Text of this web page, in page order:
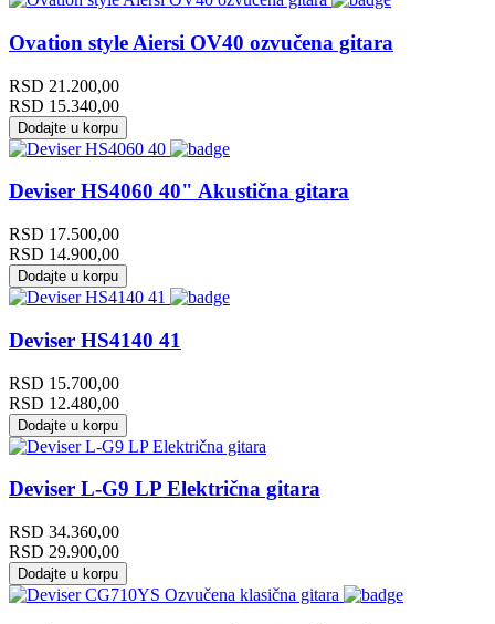
Ovation style Aiersi OV40 ozvučena gitara
RSD 21.200,00
RSD 15.340,00
Dodajte u korpu
Deviser HS4060 40" Akustična gitara
RSD 17.500,00
RSD 14.900,00
Dodajte u korpu
Deviser HS4140 41
RSD 15.700,00
RSD 12.480,00
Dodajte u korpu
Deviser L-G9 LP Električna gitara
RSD 34.360,00
RSD 29.900,00
Dodajte u korpu